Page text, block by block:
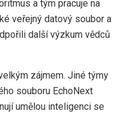
a tým pracuje na
veřejný datový soubor a
další výzkum vědců
zájmem. Jiné týmy
souboru EchoNext
umělou inteligenci se